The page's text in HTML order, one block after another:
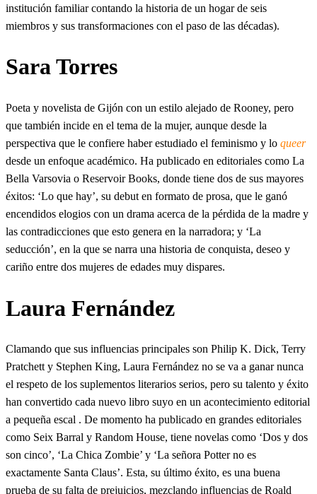
institución familiar contando la historia de un hogar de seis
miembros y sus transformaciones con el paso de las décadas).
Sara Torres
Poeta y novelista de Gijón con un estilo alejado de Rooney, pero
que también incide en el tema de la mujer, aunque desde la
perspectiva que le confiere haber estudiado el feminismo y lo queer
desde un enfoque académico. Ha publicado en editoriales como La
Bella Varsovia o Reservoir Books, donde tiene dos de sus mayores
éxitos: ‘Lo que hay’, su debut en formato de prosa, que le ganó
encendidos elogios con un drama acerca de la pérdida de la madre y
las contradicciones que esto genera en la narradora; y ‘La
seducción’, en la que se narra una historia de conquista, deseo y
cariño entre dos mujeres de edades muy dispares.
Laura Fernández
Clamando que sus influencias principales son Philip K. Dick, Terry
Pratchett y Stephen King, Laura Fernández no se va a ganar nunca
el respeto de los suplementos literarios serios, pero su talento y éxito
han convertido cada nuevo libro suyo en un acontecimiento editorial
a pequeña escal . De momento ha publicado en grandes editoriales
como Seix Barral y Random House, tiene novelas como ‘Dos y dos
son cinco’, ‘La Chica Zombie’ y ‘La señora Potter no es
exactamente Santa Claus’. Esta, su último éxito, es una buena
prueba de su falta de prejuicios, mezclando influencias de Roald